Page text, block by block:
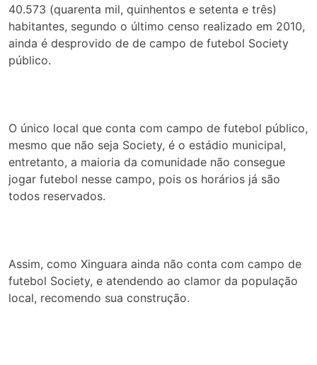
40.573 (quarenta mil, quinhentos e setenta e três)
habitantes, segundo o último censo realizado em 2010,
ainda é desprovido de de campo de futebol Society
público.
O único local que conta com campo de futebol público,
mesmo que não seja Society, é o estádio municipal,
entretanto, a maioria da comunidade não consegue
jogar futebol nesse campo, pois os horários já são
todos reservados.
Assim, como Xinguara ainda não conta com campo de
futebol Society, e atendendo ao clamor da população
local, recomendo sua construção.